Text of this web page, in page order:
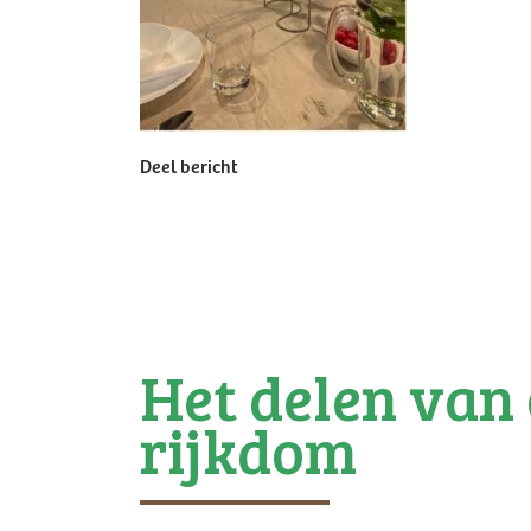
Deel bericht
Het delen van
rijkdom